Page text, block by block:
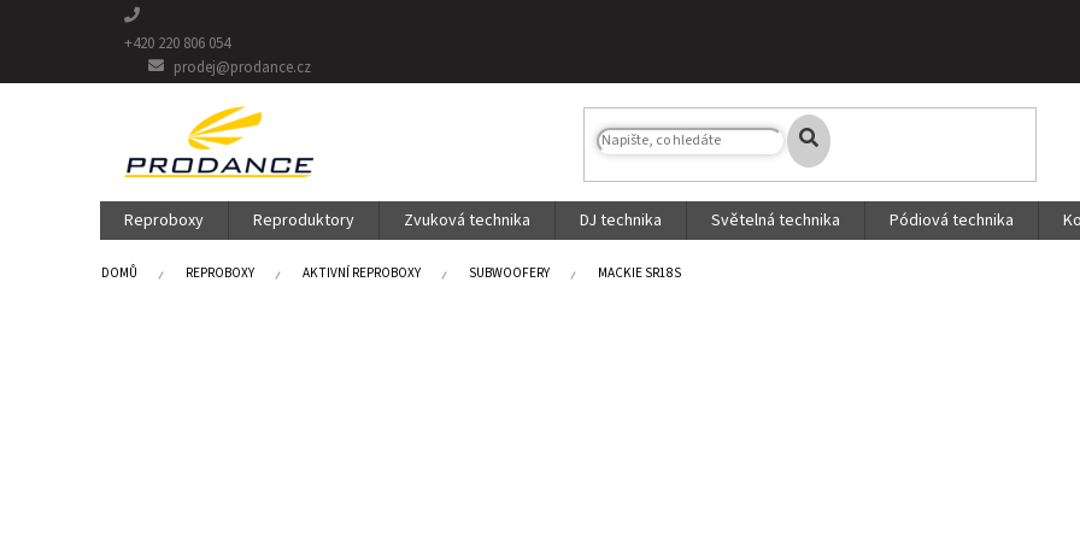
+420 220 806 054
prodej@prodance.cz
Reproboxy Reproduktory Zvuková technika DJ technika Světelná technika Pódiová technika
DOMŮ REPROBOXY AKTIVNÍ REPROBOXY SUBWOOFERY MACKIE SR18S